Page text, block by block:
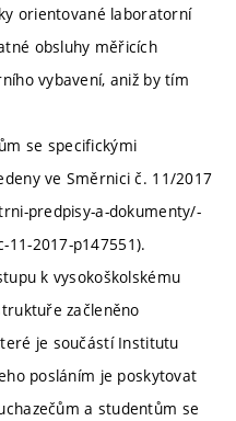
orientované laboratorní
obsluhy měřicích
vybavení, aniž by tím
se specifickými
ve Směrnici č. 11/2017
predpisy-a-dokumenty/-
11-2017-p147551).
k vysokoškolskému
začleněno
je součástí Institutu
posláním je poskytovat
a studentům se